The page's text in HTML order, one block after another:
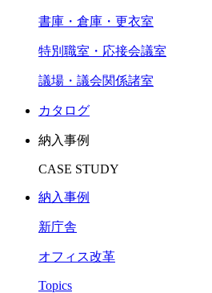
書庫・倉庫・更衣室
特別職室・応接会議室
議場・議会関係諸室
カタログ
納入事例
CASE STUDY
納入事例
新庁舎
オフィス改革
Topics